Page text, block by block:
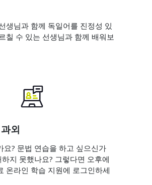
생님과 함께 독일어를 진정성 있
칠 수 있는 선생님과 함께 배워보
외
요? 문법 연습을 하고 싶으신가
지 못했나요? 그렇다면 오후에
온라인 학습 지원에 로그인하세